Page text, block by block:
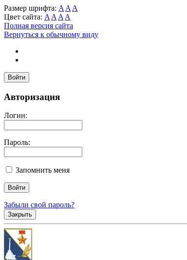
Размер шрифта: A A A
Цвет сайта: A A A A
Полная версия сайта
Вернуться к обычному виду
Войти
Авторизация
Логин:
Пароль:
Запомнить меня
Забыли свой пароль?
Закрыть